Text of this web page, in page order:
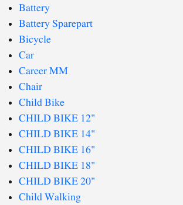
Battery
Battery Sparepart
Bicycle
Car
Career MM
Chair
Child Bike
CHILD BIKE 12"
CHILD BIKE 14"
CHILD BIKE 16"
CHILD BIKE 18"
CHILD BIKE 20"
Child Walking